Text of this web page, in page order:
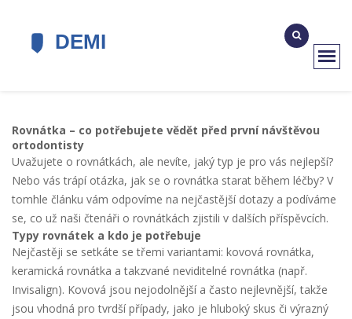
Rovnátka – co potřebujete vědět před první návštěvou
ortodontisty
Uvažujete o rovnátkách, ale nevíte, jaký typ je pro vás nejlepší?
Nebo vás trápí otázka, jak se o rovnátka starat během léčby? V
tomhle článku vám odpovíme na nejčastější dotazy a podíváme
se, co už naši čtenáři o rovnátkách zjistili v dalších příspěvcích.
Typy rovnátek a kdo je potřebuje
Nejčastěji se setkáte se třemi variantami: kovová rovnátka,
keramická rovnátka a takzvané neviditelné rovnátka (např.
Invisalign). Kovová jsou nejodolnější a často nejlevnější, takže
jsou vhodná pro tvrdší případy, jako je hluboký skus či výrazný